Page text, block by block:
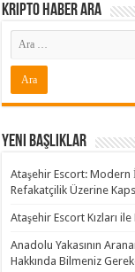
Kripto Haber ARA
Yeni Başlıklar
Ataşehir Escort: Modern
Refakatçilik Üzerine
Ataşehir Escort Kızları
Anadolu Yakasının
Hakkında Bilmeniz